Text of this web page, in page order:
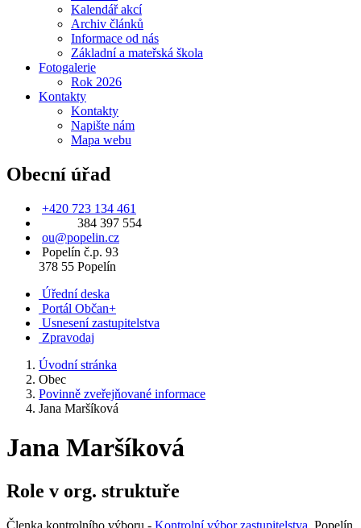
Kalendář akcí
Archiv článků
Informace od nás
Základní a mateřská škola
Fotogalerie
Rok 2026
Kontakty
Kontakty
Napište nám
Mapa webu
Obecní úřad
+420 723 134 461
384 397 554
ou@popelin.cz
Popelín č.p. 93
378 55 Popelín
Úřední deska
Portál Občan+
Usnesení zastupitelstva
Zpravodaj
Úvodní stránka
Obec
Povinně zveřejňované informace
Jana Maršíková
Jana Maršíková
Role v org. struktuře
Členka kontrolního výboru - Kontrolní výbor zastupitelstva , Popelín